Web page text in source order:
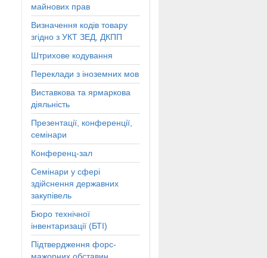
майнових прав
Визначення кодів товару
згідно з УКТ ЗЕД, ДКПП
Штрихове кодування
Переклади з іноземних мов
Виставкова та ярмаркова
діяльність
Презентації, конференції,
семінари
Конференц-зал
Семінари у сфері
здійснення державних
закупівель
Бюро технічної
інвентаризації (БТІ)
Підтвердження форс-
мажорних обставин